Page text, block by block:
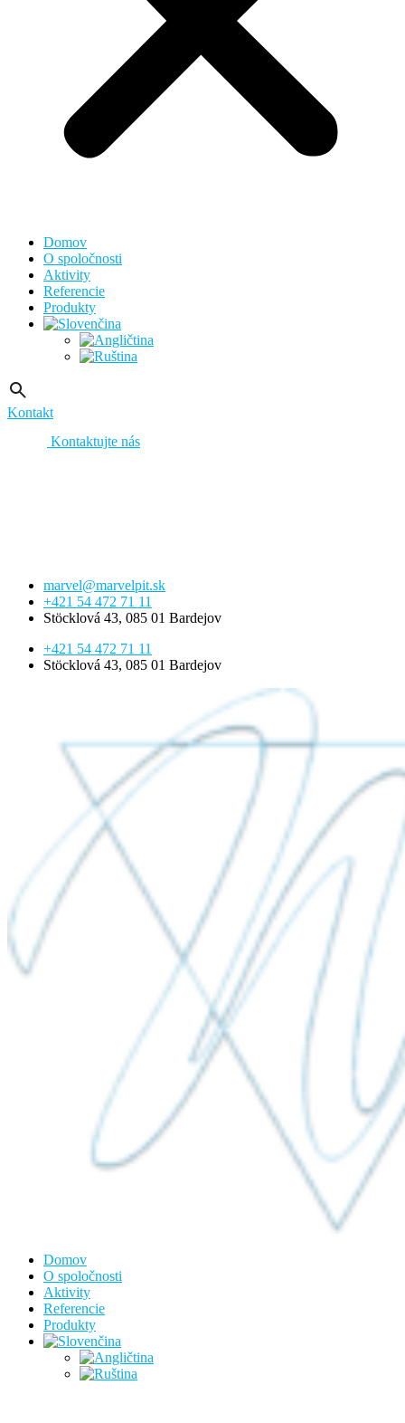
Domov
O spoločnosti
Aktivity
Referencie
Produkty
Kontakt
Kontaktujte nás
marvel@marvelpit.sk
+421 54 472 71 11
Stöcklová 43, 085 01 Bardejov
+421 54 472 71 11
Stöcklová 43, 085 01 Bardejov
Domov
O spoločnosti
Aktivity
Referencie
Produkty